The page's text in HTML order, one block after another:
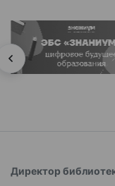
Директор